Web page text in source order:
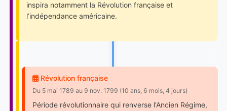
inspira notamment la Révolution française et
l’indépendance américaine.
Révolution française
Du 5 mai 1789 au 9 nov. 1799 (10 ans, 6 mois, 4 jours)
Période révolutionnaire qui renverse l'Ancien Régime,